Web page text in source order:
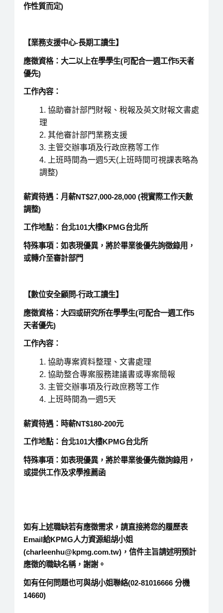
作性質而定)
【業務支援中心-長期工讀生】
應徵資格：大二以上在學學生(可配合一週工作5天者
優先)
工作內容：
協助審計部門財報、稅報及英文財報文書處
理
其他審計部門業務支援
主管交辦事項及行政庶務等工作
上班時間為一週5天(上班時間可視課表略為
調整)
薪資待遇：月薪NT$27,000-28,000 (視實際工作天數
調整)
工作地點：台北101大樓KPMG台北所
特殊事項：如表現優異，將於畢業後優先詢徵錄用，
或轉介至審計部門
【數位安全顧問-行政工讀生】
應徵資格：大四或研究所在學學生(可配合一週工作5
天者優先)
工作內容：
協助專案資料整理、文書處理
協助整合專案服務建議書或專案簡報
主管交辦事項及行政庶務等工作
上班時間為一週5天
薪資待遇：時薪NT$180-200元
工作地點：台北101大樓KPMG台北所
特殊事項：如表現優異，將於畢業後優先徵詢錄用，
或提供工作及求學推薦函
如有上述職缺若有應徵需求，請直接將您的履歷表
Email給KPMG人力資源組胡小姐
(charleenhu@kpmg.com.tw)，信件主旨請述明預計
應徵的職缺名稱，謝謝。
如有任何問題也可與胡小姐聯絡(02-81016666 分機
14660)